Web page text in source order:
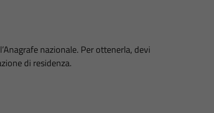
nazionale. Per ottenerla, devi
di residenza.